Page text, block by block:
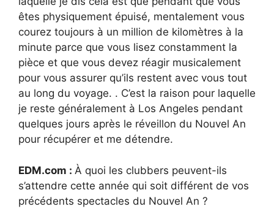
êtes physiquement épuisé, mentalement vous
courez toujours à un million de kilomètres à la
minute parce que vous lisez constamment la
pièce et que vous devez réagir musicalement
pour vous assurer qu’ils restent avec vous tout
au long du voyage. . C’est la raison pour laquelle
je reste généralement à Los Angeles pendant
quelques jours après le réveillon du Nouvel An
pour récupérer et me détendre.
EDM.com : À quoi les clubbers peuvent-ils
s’attendre cette année qui soit différent de vos
précédents spectacles du Nouvel An ?